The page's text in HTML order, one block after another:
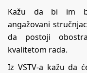
Kažu da bi im
angažovani
da postoji
kvalitetom rada.
Iz VSTV-a kažu da